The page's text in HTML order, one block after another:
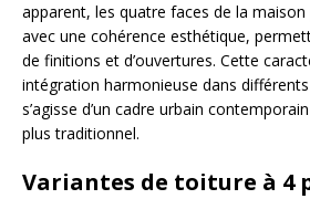
apparent, les quatre faces de la
avec une cohérence esthétique,
de finitions et d’ouvertures. Cette
intégration harmonieuse dans
s’agisse d’un cadre urbain
plus traditionnel.
Variantes de toiture à 4